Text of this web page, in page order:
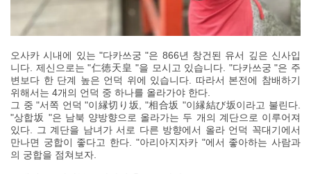
오사카 시내에 있는 "다카쓰궁 "은 866년 창건된 유서 깊은 신사입
니다. 제신으로는 "仁徳天皇 "을 모시고 있습니다. "다카쓰궁 "은 주
변보다 한 단계 높은 언덕 위에 있습니다. 따라서 본전에 참배하기
위해서는 4개의 언덕 중 하나를 올라가야 한다.
그 중 "서쪽 언덕 "이縁切り坂, "相合坂 "이縁結び坂이라고 불린다.
"상합坂 "은 남북 양방향으로 올라가는 두 개의 계단으로 이루어져
있다. 그 계단을 남녀가 서로 다른 방향에서 올라 언덕 꼭대기에서
만나면 궁합이 좋다고 한다. "아리아지자카 "에서 좋아하는 사람과
의 궁합을 점쳐보자.